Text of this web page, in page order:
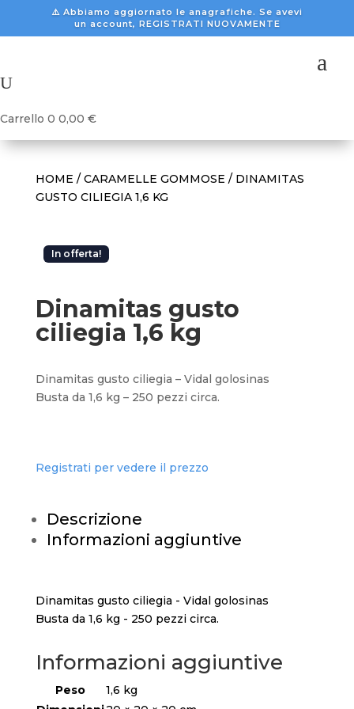
⚠️ Abbiamo aggiornato le anagrafiche. Se avevi
un account, REGISTRATI NUOVAMENTE
a
U
Carrello 0 0,00 €
HOME / CARAMELLE GOMMOSE / DINAMITAS
GUSTO CILIEGIA 1,6 KG
In offerta!
Dinamitas gusto
ciliegia 1,6 kg
Dinamitas gusto ciliegia – Vidal golosinas
Busta da 1,6 kg – 250 pezzi circa.
Registrati per vedere il prezzo
Descrizione
Informazioni aggiuntive
Dinamitas gusto ciliegia - Vidal golosinas
Busta da 1,6 kg - 250 pezzi circa.
Informazioni aggiuntive
Peso
1,6 kg